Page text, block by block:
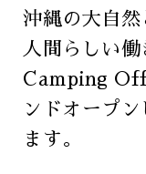
沖縄の大自然
人間らしい働
Camping
ンドオープ
ます。